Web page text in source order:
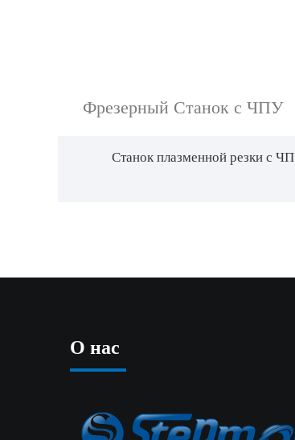
Фрезерный Станок с ЧПУ
Станок плазменной резки с
О нас